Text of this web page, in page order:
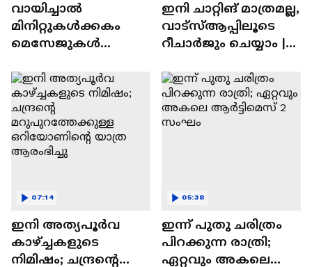
വായിച്ചാൽ
മിനിറ്റുകൾക്കകം
മെസേജുകള്‍
WhatsApp | Tech Talk
ഇനി ചാറ്റിങ് മാത്രമല്ല,
വാട്‌സ്‌ആപ്പിലൂടെ
റീചാർജും ചെയ്യാം |
Tech Talk
ഇനി അത്യപൂര്‍വ
കാഴ്ച്ചകളുടെ
നിമിഷം; ചന്ദ്രന്റെ
07:14
ഇന്ന് പുതു ചരിത്രം
പിറക്കുന്ന രാത്രി;
ഏറ്റവും അകലെ
05:38